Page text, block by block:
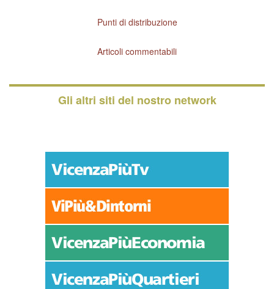
Punti di distribuzione
Articoli commentabili
Gli altri siti del nostro network